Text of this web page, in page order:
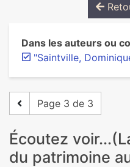
Dans les auteurs ou
"Saintville,
Page 3 de 3
Écoutez
du patrimoine